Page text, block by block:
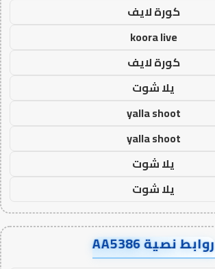
كورة لايف
koora live
كورة لايف
يلا شوت
yalla shoot
yalla shoot
يلا شوت
يلا شوت
روابط نصية AA5386